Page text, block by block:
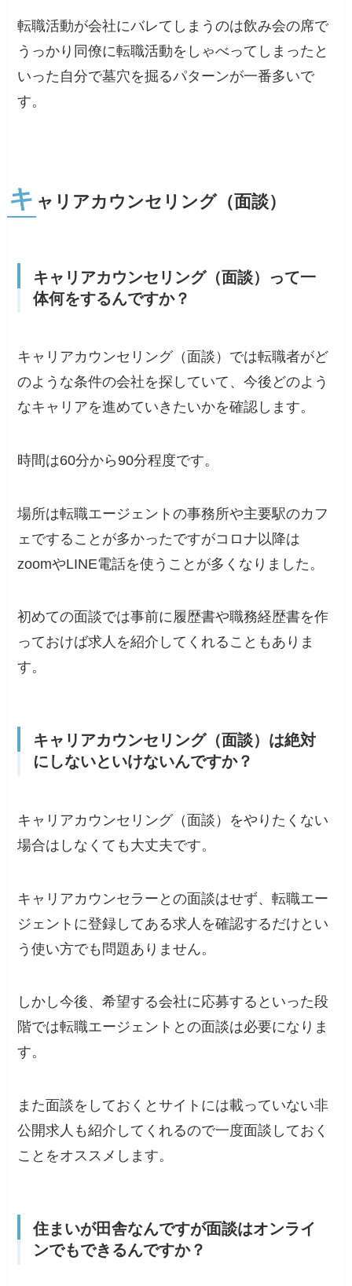
転職活動が会社にバレてしまうのは飲み会の席で
うっかり同僚に転職活動をしゃべってしまったと
いった自分で墓穴を掘るパターンが一番多いで
す。
キ ャリアカウンセリング（面談）
キャリアカウンセリング（面談）って一
体何をするんですか？
キャリアカウンセリング（面談）では転職者がど
のような条件の会社を探していて、今後どのよう
なキャリアを進めていきたいかを確認します。
時間は60分から90分程度です。
場所は転職エージェントの事務所や主要駅のカフ
ェですることが多かったですがコロナ以降は
zoomやLINE電話を使うことが多くなりました。
初めての面談では事前に履歴書や職務経歴書を作
っておけば求人を紹介してくれることもありま
す。
キャリアカウンセリング（面談）は絶対
にしないといけないんですか？
キャリアカウンセリング（面談）をやりたくない
場合はしなくても大丈夫です。
キャリアカウンセラーとの面談はせず、転職エー
ジェントに登録してある求人を確認するだけとい
う使い方でも問題ありません。
しかし今後、希望する会社に応募するといった段
階では転職エージェントとの面談は必要になりま
す。
また面談をしておくとサイトには載っていない非
公開求人も紹介してくれるので一度面談しておく
ことをオススメします。
住まいが田舎なんですが面談はオンライ
ンでもできるんですか？